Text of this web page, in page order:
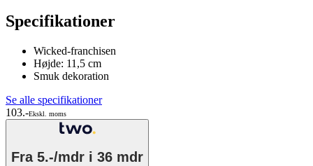
Specifikationer
Wicked-franchisen
Højde: 11,5 cm
Smuk dekoration
Se alle specifikationer
103.-Ekskl. moms
Fra 5.-/mdr i 36 mdr